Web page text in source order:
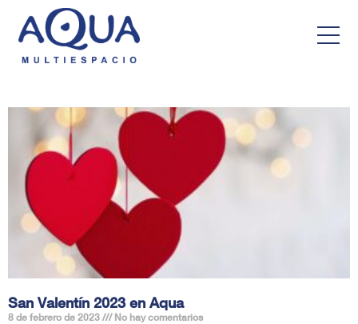
San Valentín 2023 en Aqua
8 de febrero de 2023 No hay comentarios